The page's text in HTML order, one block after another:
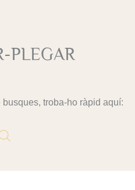
PLEGAR
busques, troba-ho ràpid aquí: